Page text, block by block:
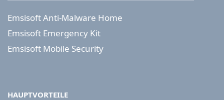
Emsisoft Anti-Malware Home
Emsisoft Emergency Kit
Emsisoft Mobile Security
HAUPTVORTEILE